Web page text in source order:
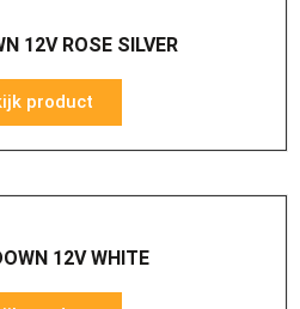
12V ROSE SILVER
product
12V WHITE